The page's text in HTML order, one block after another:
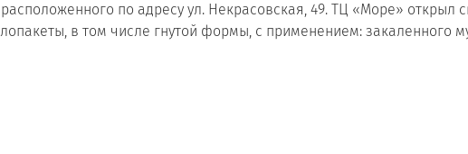
по адресу ул. Некрасовская, 49. ТЦ «Море» открыл
в том числе гнутой формы, с применением: закаленного